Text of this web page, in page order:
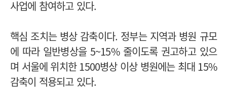
사업에 참여하고 있다.
핵심 조치는 병상 감축이다. 정부는 지역과 병원 규모
에 따라 일반병상을 5~15% 줄이도록 권고하고 있으
며 서울에 위치한 1500병상 이상 병원에는 최대 15%
감축이 적용되고 있다.